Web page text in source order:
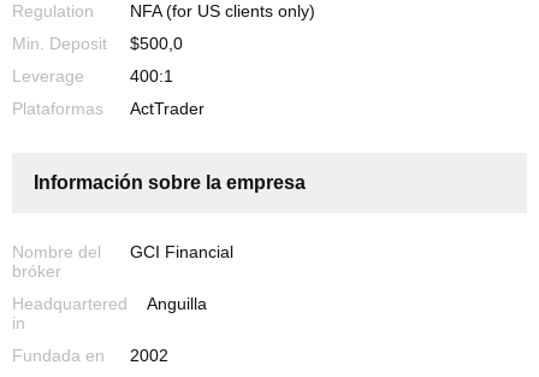
Regulation
NFA (for US clients only)
Min. Deposit
$500,0
Leverage
400:1
Plataformas
ActTrader
Información sobre la empresa
Nombre del
bróker
GCI Financial
Headquartered
in
Anguilla
Fundada en
2002